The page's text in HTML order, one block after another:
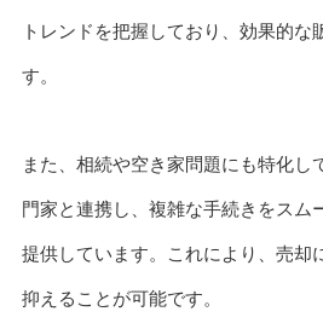
トレンドを把握しており、効果的な
す。
また、相続や空き家問題にも特化し
門家と連携し、複雑な手続きをスム
提供しています。これにより、売却
抑えることが可能です。